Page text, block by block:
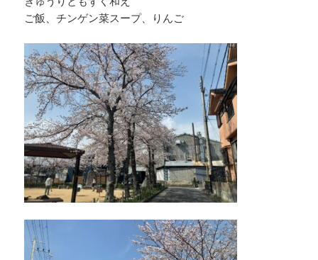
ご飯、チンゲン菜スープ、りんご